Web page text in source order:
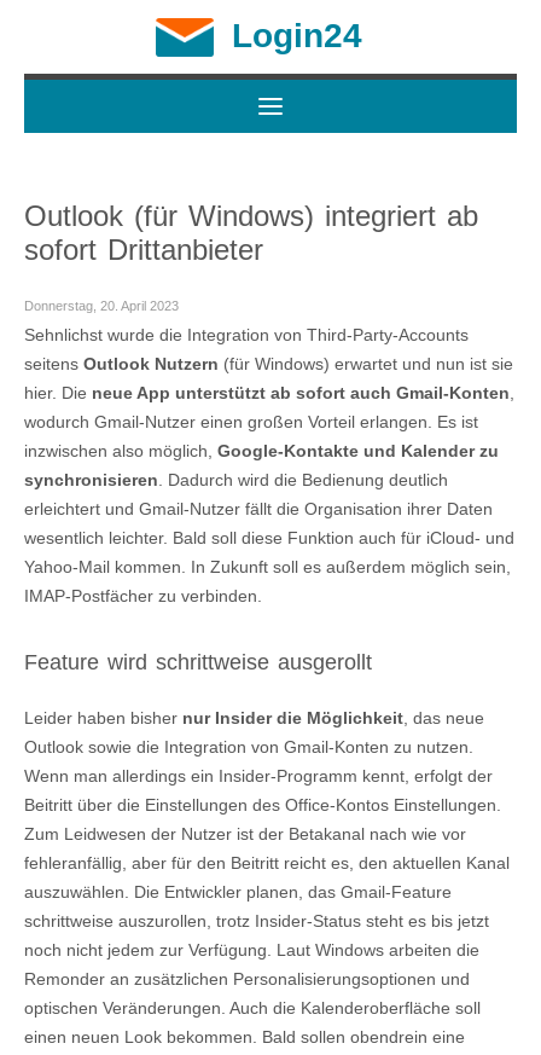
Login24
Outlook (für Windows) integriert ab
sofort Drittanbieter
Donnerstag, 20. April 2023
Sehnlichst wurde die Integration von Third-Party-Accounts
seitens Outlook Nutzern (für Windows) erwartet und nun ist sie
hier. Die neue App unterstützt ab sofort auch Gmail-Konten
wodurch Gmail-Nutzer einen großen Vorteil erlangen. Es ist
inzwischen also möglich, Google-Kontakte und Kalender zu
synchronisieren . Dadurch wird die Bedienung deutlich
erleichtert und Gmail-Nutzer fällt die Organisation ihrer Daten
wesentlich leichter. Bald soll diese Funktion auch für iCloud- und
Yahoo-Mail kommen. In Zukunft soll es außerdem möglich sein,
IMAP-Postfächer zu verbinden.
Feature wird schrittweise ausgerollt
Leider haben bisher nur Insider die Möglichkeit , das neue
Outlook sowie die Integration von Gmail-Konten zu nutzen.
Wenn man allerdings ein Insider-Programm kennt, erfolgt der
Beitritt über die Einstellungen des Office-Kontos Einstellungen.
Zum Leidwesen der Nutzer ist der Betakanal nach wie vor
fehleranfällig, aber für den Beitritt reicht es, den aktuellen Kanal
auszuwählen. Die Entwickler planen, das Gmail-Feature
schrittweise auszurollen, trotz Insider-Status steht es bis jetzt
noch nicht jedem zur Verfügung. Laut Windows arbeiten die
Remonder an zusätzlichen Personalisierungsoptionen und
optischen Veränderungen. Auch die Kalenderoberfläche soll
einen neuen Look bekommen. Bald sollen obendrein eine